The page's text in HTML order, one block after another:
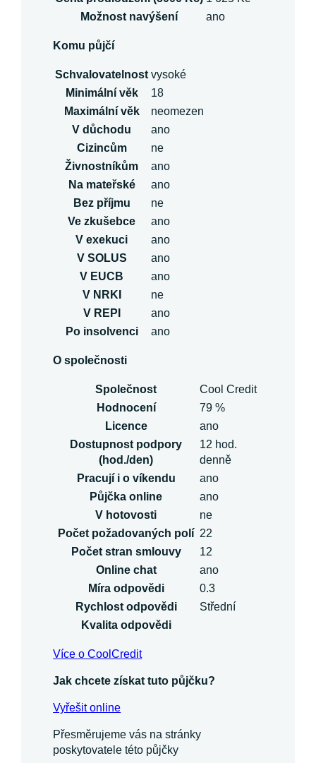
Možnost navýšení
ano
Komu půjčí
Schvalovatelnost vysoké
Minimální věk
18
Maximální věk
neomezen
V důchodu
ano
Cizincům
ne
Živnostníkům
ano
Na mateřské
ano
Bez příjmu
ne
Ve zkušebce
ano
V exekuci
ano
V SOLUS
ano
V EUCB
ano
V NRKI
ne
V REPI
ano
Po insolvenci
ano
O společnosti
Společnost
Cool Credit
Hodnocení
79 %
Licence
ano
Dostupnost podpory
(hod./den)
12 hod.
denně
Pracují i o víkendu
ano
Půjčka online
ano
V hotovosti
ne
Počet požadovaných polí 22
Počet stran smlouvy
12
Online chat
ano
Míra odpovědi
0.3
Rychlost odpovědi
Střední
Kvalita odpovědi
Více o CoolCredit
Jak chcete získat tuto půjčku?
Vyřešit online
Přesměrujeme vás na stránky
poskytovatele této půjčky